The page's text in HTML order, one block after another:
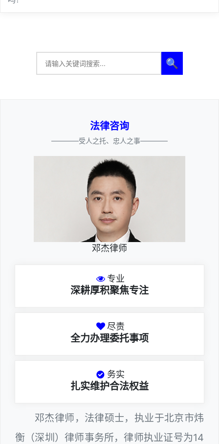
🔍
法律咨询
————受人之托、忠人之事————
邓杰律师
专业
深耕厚积聚焦专注
尽责
全力办理委托事项
务实
扎实维护合法权益
邓杰律师，法律硕士，执业于北京市炜
衡（深圳）律师事务所，律师执业证号为14